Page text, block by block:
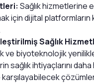
Sağlık hizmetlerine
için dijital platformların
Sağlık
ve biyoteknolojik
sağlık ihtiyaçlarını
karşılayabilecek